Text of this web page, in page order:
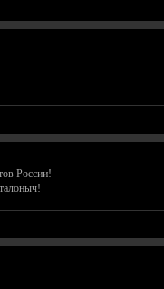
России!